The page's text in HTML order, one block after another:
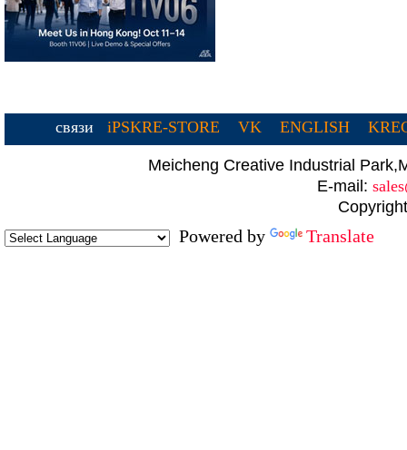
связи iPSKRE-STORE VK ENGLISH
Meicheng Creative Industrial
E-mail:
Powered by Translate